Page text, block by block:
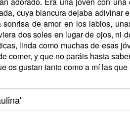
cuya blancura dejaba adivinar
de amor en los labios,
dos soles en lugar de ojos, ni
linda como muchas de esas
comer, y que no paráis hasta
gustan tanto como a mí las